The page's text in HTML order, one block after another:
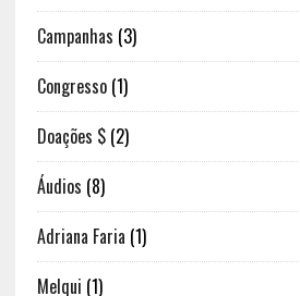
Campanhas (3)
Congresso(1)
Doações $(2)
Áudios (8)
Adriana Faria (1)
Melqui (1)